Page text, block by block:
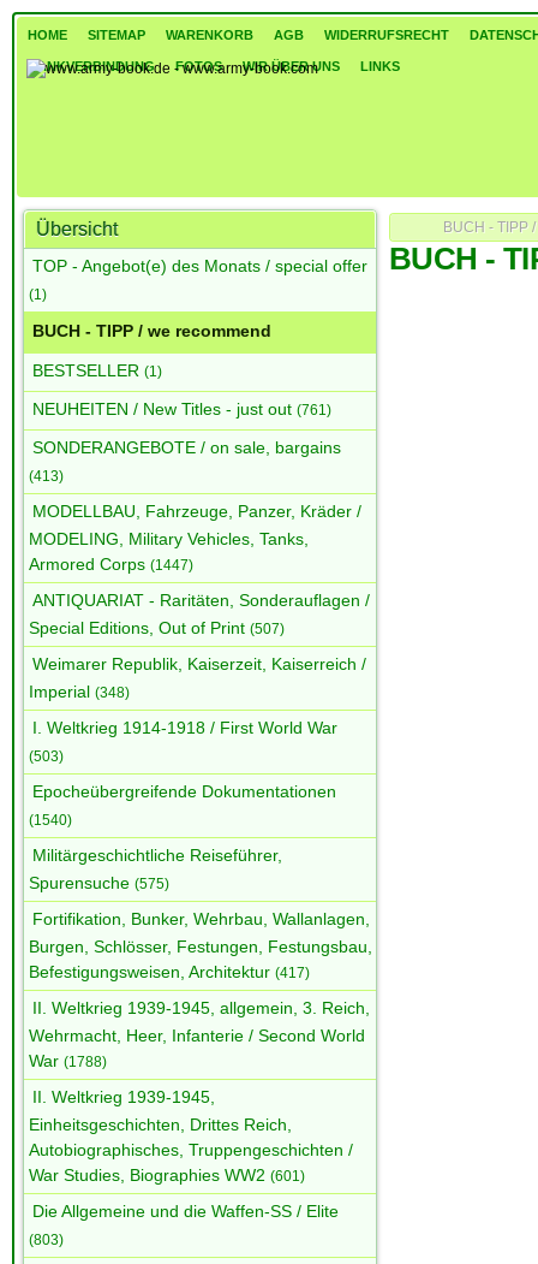
HOME SITEMAP WARENKORB AGB WIDERRUFSRECHT
BANKVERBINDUNG FOTOS WIR ÜBER UNS LINKS
Übersicht
TOP - Angebot(e) des Monats / special offer
(1)
BUCH - TIPP / we recommend
BESTSELLER (1)
NEUHEITEN / New Titles - just out (761)
SONDERANGEBOTE / on sale, bargains
(413)
MODELLBAU, Fahrzeuge, Panzer, Kräder /
MODELING, Military Vehicles, Tanks,
Armored Corps (1447)
ANTIQUARIAT - Raritäten, Sonderauflagen /
Special Editions, Out of Print (507)
Weimarer Republik, Kaiserzeit, Kaiserreich /
Imperial (348)
I. Weltkrieg 1914-1918 / First World War
(503)
Epocheübergreifende Dokumentationen
(1540)
Militärgeschichtliche Reiseführer,
Spurensuche (575)
Fortifikation, Bunker, Wehrbau, Wallanlagen,
Burgen, Schlösser, Festungen, Festungsbau,
Befestigungsweisen, Architektur (417)
II. Weltkrieg 1939-1945, allgemein, 3. Reich,
Wehrmacht, Heer, Infanterie / Second World
War (1788)
II. Weltkrieg 1939-1945,
Einheitsgeschichten, Drittes Reich,
Autobiographisches, Truppengeschichten /
War Studies, Biographies WW2 (601)
Die Allgemeine und die Waffen-SS / Elite
(803)
BUCH - TIPP
BUCH -